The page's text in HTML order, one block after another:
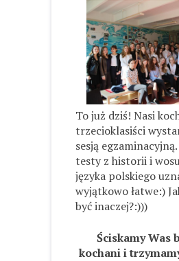
To już dziś! Nasi
trzecioklasiści
sesją
testy z historii i
języka polskiego
wyjątkowo łatwe:)
być inaczej?:)))
Ściskamy Was
kochani i